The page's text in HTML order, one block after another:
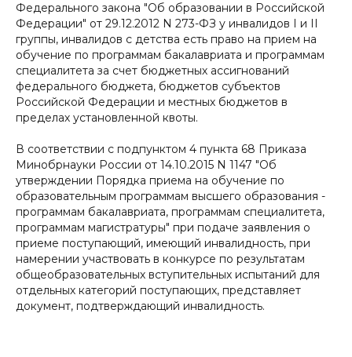
Федерального закона "Об образовании в Российской
Федерации" от 29.12.2012 N 273-ФЗ у инвалидов I и II
группы, инвалидов с детства есть право на прием на
обучение по программам бакалавриата и программам
специалитета за счет бюджетных ассигнований
федерального бюджета, бюджетов субъектов
Российской Федерации и местных бюджетов в
пределах установленной квоты.
В соответствии с подпунктом 4 пункта 68 Приказа
Минобрнауки России от 14.10.2015 N 1147 "Об
утверждении Порядка приема на обучение по
образовательным программам высшего образования -
программам бакалавриата, программам специалитета,
программам магистратуры" при подаче заявления о
приеме поступающий, имеющий инвалидность, при
намерении участвовать в конкурсе по результатам
общеобразовательных вступительных испытаний для
отдельных категорий поступающих, представляет
документ, подтверждающий инвалидность.